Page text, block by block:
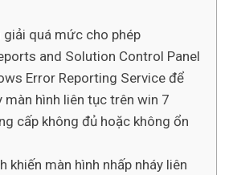
giải quá mức cho phép
and Solution Control Panel
Error Reporting Service để
màn hình liên tục trên win 7
cấp không đủ hoặc không ổn
khiến màn hình nhấp nháy liên